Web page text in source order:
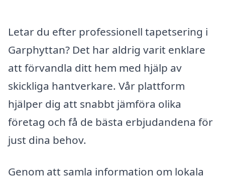
Letar du efter professionell tapetsering i
Garphyttan? Det har aldrig varit enklare
att förvandla ditt hem med hjälp av
skickliga hantverkare. Vår plattform
hjälper dig att snabbt jämföra olika
företag och få de bästa erbjudandena för
just dina behov.
Genom att samla information om lokala